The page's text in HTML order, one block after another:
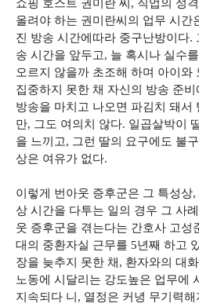
쇼핑 호스트 권미란 씨, 직업의 성
올려야 하는 권미란씨의 업무 시간
진 방송 시간에따라 중구난방이다.
송 시간을 앞두고, 늘 혹시나 실수
오르지 않을까 초조해 하며 아이와
집중하지 못한 채 자신의 방송 준
방송을 마치고 나오면 파김치 돼서
만, 그도 여의치 않다. 일곱살박이
을 느끼고, 그런 딸의 요구에도 불
상은 여유가 없다.
이렇게 번아웃 증후군은 그 특성상
상 시간을 다투는 일의 경우 그 사
웃 증후군을 겪는다는 간호사 고성
대의 중환자실 근무를 5년째 하고
장을 늦추지 못한 채, 환자와의 대
노동에 시달리는 강도높은 업무에
지속되다 니, 열정은 커녕 무기력